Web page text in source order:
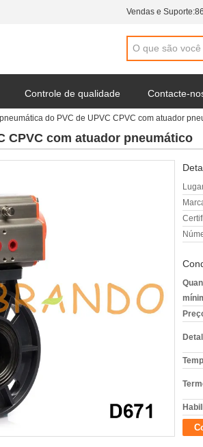
Vendas e Suporte:
Controle de qualidade Contacte-
do PVC de UPVC CPVC com atuador
CPVC com atuador pneumático